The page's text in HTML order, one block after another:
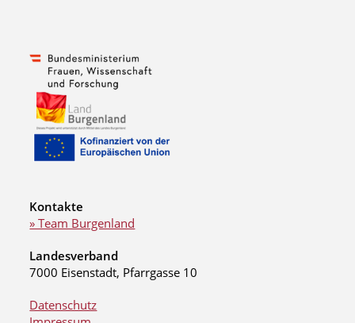
Kontakte
» Team Burgenland
Landesverband
7000 Eisenstadt, Pfarrgasse 10
Datenschutz